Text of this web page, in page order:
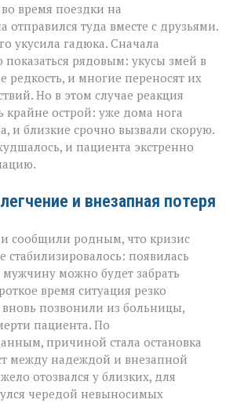
время поездки на
туда вместе с друзьями.
укусила гадюка. Сначала
рядовым: укусы змей в
редкость, и многие переносят их
Но в этом случае реакция
крайне острой: уже дома нога
и близкие срочно вызвали скорую.
и пациента экстренно
и внезапная потеря
сообщили родным, что кризис
стабилизировалось: появилась
мужчину можно будет забрать
время ситуация резко
позвонили из больницы,
пациента. По
причиной стала остановка
между надеждой и внезапной
отозвался у близких, для
чередой невыносимых